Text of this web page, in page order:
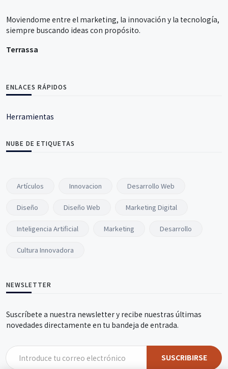
Moviendome entre el marketing, la innovación y la tecnología,
siempre buscando ideas con propósito.
Terrassa
ENLACES RÁPIDOS
Herramientas
NUBE DE ETIQUETAS
Artículos Innovacion Desarrollo Web
Diseño Diseño Web Marketing Digital
Inteligencia Artificial Marketing Desarrollo
Cultura Innovadora
NEWSLETTER
Suscríbete a nuestra newsletter y recibe nuestras últimas
novedades directamente en tu bandeja de entrada.
SUSCRIBIRSE